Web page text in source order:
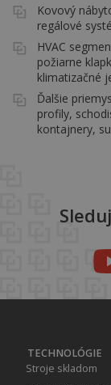
Kovový
regálové
HVAC
požiarne
klimatizačné
Ďalšie
profily,
kontajnery,
TECHNOLÓGIE
Stroje skladom